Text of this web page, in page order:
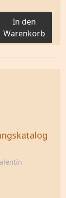
In den
Warenkorb